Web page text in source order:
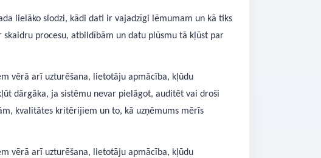
lielāko slodzi, kādi dati ir vajadzīgi lēmumam un kā tiks
procesu, atbildībām un datu plūsmu tā kļūst par
vērā arī uzturēšana, lietotāju apmācība, kļūdu
dārgāka, ja sistēmu nevar pielāgot, auditēt vai droši
kvalitātes kritērijiem un to, kā uzņēmums mērīs
vērā arī uzturēšana, lietotāju apmācība, kļūdu